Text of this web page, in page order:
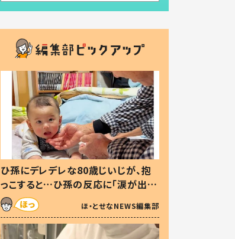
ひ孫にデレデレな80歳じいじが、抱
っこすると…ひ孫の反応に「涙が出ま
した」「可愛くて仕方ない」
ほ・とせなNEWS編集部